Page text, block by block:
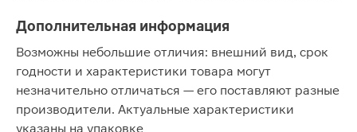
Дополнительная информация
Возможны небольшие отличия: внешний вид, срок
годности и характеристики товара могут
незначительно отличаться — его поставляют разные
производители. Актуальные характеристики
указаны на упаковке